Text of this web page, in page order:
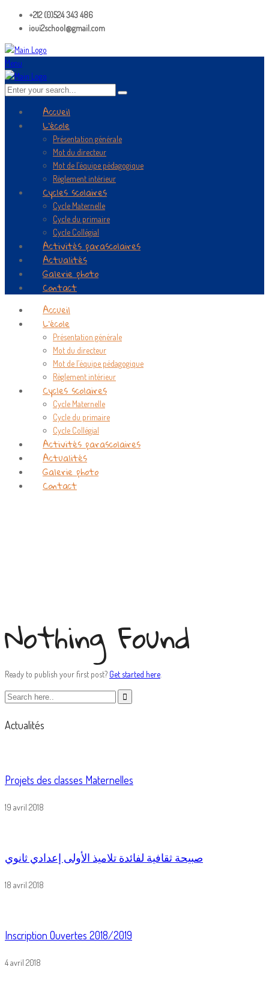
+212 (0)524 343 486
ioui2school@gmail.com
Menu
Accueil
L’école
Présentation générale
Mot du directeur
Mot de l’équipe pédagogique
Règlement intérieur
Cycles scolaires
Cycle Maternelle
Cycle du primaire
Cycle Collégial
Activités parascolaires
Actualités
Galerie photo
Contact
Accueil
L’école
Présentation générale
Mot du directeur
Mot de l’équipe pédagogique
Règlement intérieur
Cycles scolaires
Cycle Maternelle
Cycle du primaire
Cycle Collégial
Activités parascolaires
Actualités
Galerie photo
Contact
Nothing Found
Ready to publish your first post? Get started here
Actualités
Projets des classes Maternelles
19 avril 2018
صبيحة ثقافية لفائدة تلاميذ الأولى إعدادي ثانوي
18 avril 2018
Inscription Ouvertes 2018/2019
4 avril 2018